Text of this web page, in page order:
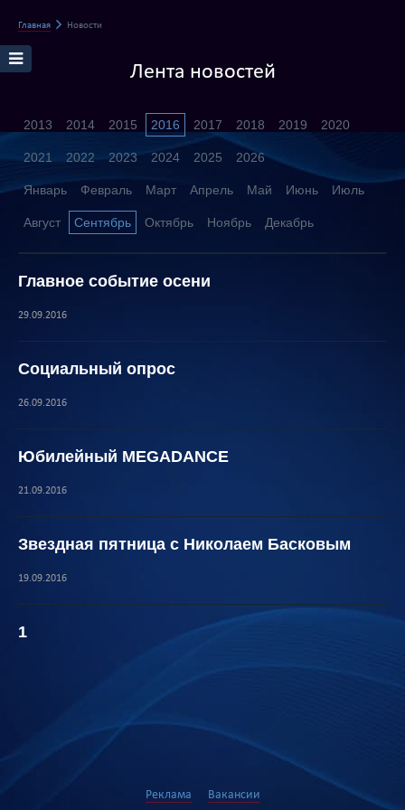
Главная Новости
Лента новостей
2013 2014 2015 2016 2017 2018 2019 2020
2021 2022 2023 2024 2025 2026
Январь Февраль Март Апрель Май Июнь Июль
Август Сентябрь Октябрь Ноябрь Декабрь
Главное событие осени
29.09.2016
Социальный опрос
26.09.2016
Юбилейный MEGADANCE
21.09.2016
Звездная пятница с Николаем Басковым
19.09.2016
1
Реклама Вакансии